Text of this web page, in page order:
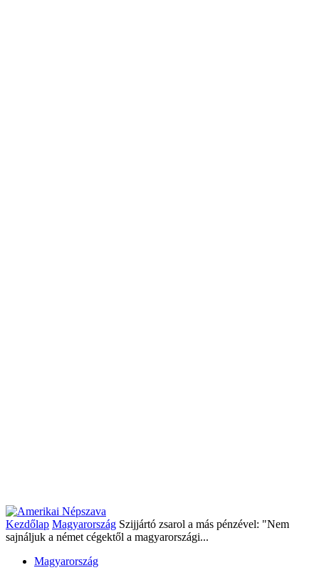
Kezdőlap Magyarország Szijjártó zsarol a más pénzével: "Nem
sajnáljuk a német cégektől a magyarországi...
Magyarország